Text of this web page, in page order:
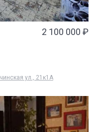
2 100 000 ₽
ул., 21к1А